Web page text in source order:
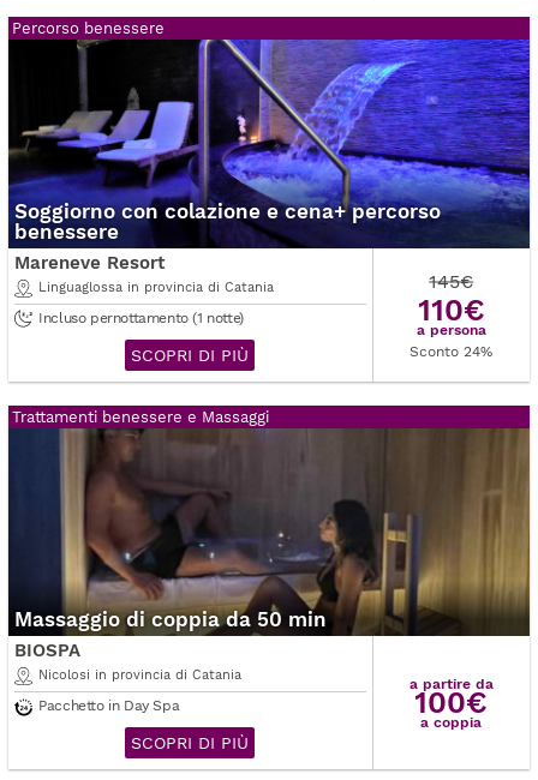
Percorso benessere
Soggiorno con colazione e cena+ percorso
benessere
Mareneve Resort
Linguaglossa in provincia di Catania
Incluso pernottamento (1 notte)
SCOPRI DI PIÙ
145€
110€
a persona
Sconto 24%
Trattamenti benessere e Massaggi
Massaggio di coppia da 50 min
BIOSPA
Nicolosi in provincia di Catania
Pacchetto in Day Spa
SCOPRI DI PIÙ
a partire da
100€
a coppia